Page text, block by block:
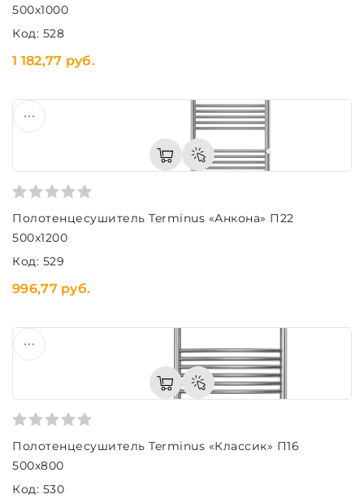
500х1000
Код: 528
1 182,77 руб.
Полотенцесушитель Terminus «Анкона» П22
500х1200
Код: 529
996,77 руб.
Полотенцесушитель Terminus «Классик» П16
500х800
Код: 530